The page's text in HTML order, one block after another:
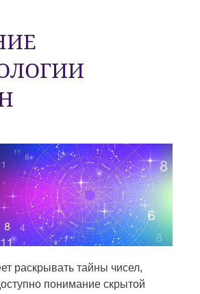
раскрывать тайны чисел,
понимание скрытой